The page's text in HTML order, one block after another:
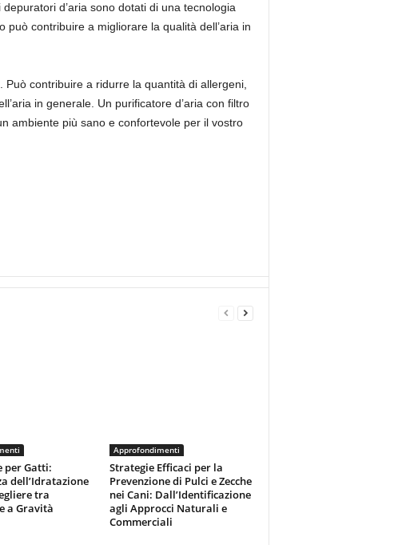
d’aria sono dotati di una tecnologia
contribuire a migliorare la qualità dell’aria in
contribuire a ridurre la quantità di allergeni,
in generale. Un purificatore d’aria con filtro
ambiente più sano e confortevole per il vostro
per Gatti:
dell’Idratazione
tra
a Gravità
Approfondimenti
Strategie Efficaci per la
Prevenzione di Pulci e Zecche
nei Cani: Dall’Identificazione
agli Approcci Naturali e
Commerciali